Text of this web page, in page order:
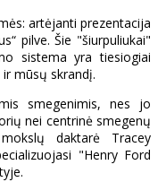
artėjanti prezentacija
pilve. Šie "šiurpuliukai"
sistema yra tiesiogiai
mūsų skrandį.
smegenimis, nes jo
nei centrinė smegenų
daktarė Tracey
"Henry Ford